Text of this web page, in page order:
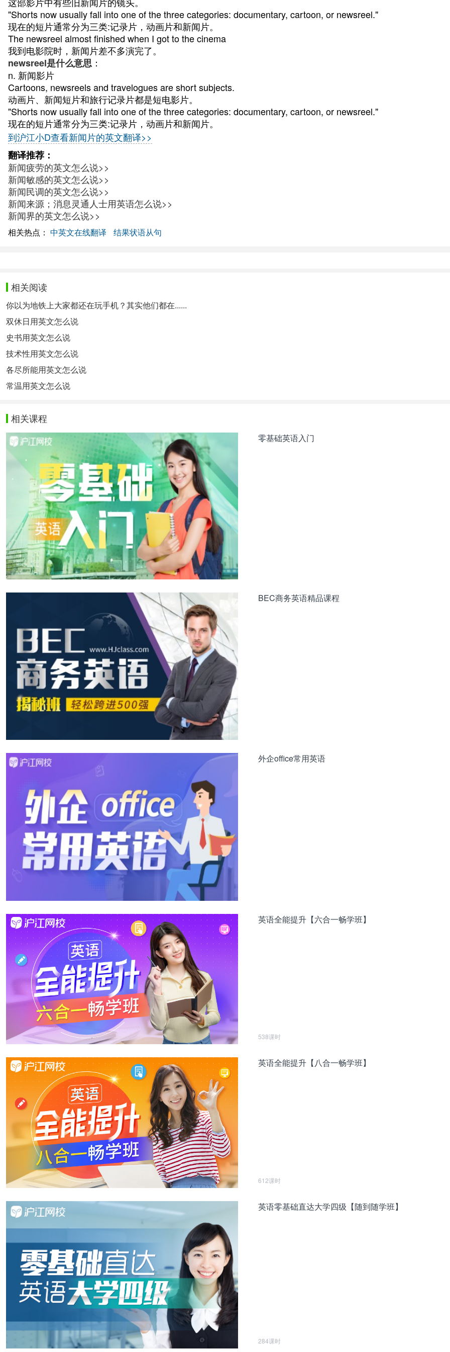
"Shorts now usually fall into one of the three categories: documentary, cartoon, or newsreel."
现在的短片通常分为三类:记录片，动画片和新闻片。
The newsreel almost finished when I got to the cinema
我到电影院时，新闻片差不多演完了。
newsreel是什么意思 ：
n. 新闻影片
Cartoons, newsreels and travelogues are short subjects.
动画片、新闻短片和旅行记录片都是短电影片。
"Shorts now usually fall into one of the three categories: documentary, cartoon, or newsreel."
现在的短片通常分为三类:记录片，动画片和新闻片。
到沪江小D查看新闻片的英文翻译>>
翻译推荐：
新闻疲劳的英文怎么说>>
新闻敏感的英文怎么说>>
新闻民调的英文怎么说>>
新闻来源；消息灵通人士用英语怎么说>>
新闻界的英文怎么说>>
相关热点： 中英文在线翻译 结果状语从句
相关阅读
你以为地铁上大家都还在玩手机？其实他们都在......
双休日用英文怎么说
史书用英文怎么说
技术性用英文怎么说
各尽所能用英文怎么说
常温用英文怎么说
相关课程
零基础英语入门
BEC商务英语精品课程
外企office常用英语
英语全能提升【六合一畅学班】
538课时
英语全能提升【八合一畅学班】
612课时
英语零基础直达大学四级【随到随学班】
284课时